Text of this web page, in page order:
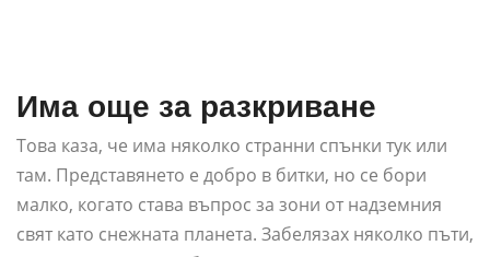
Има още за разкриване
Това каза, че има няколко странни спънки тук или
там. Представянето е добро в битки, но се бори
малко, когато става въпрос за зони от надземния
свят като снежната планета. Забелязах няколко пъти,